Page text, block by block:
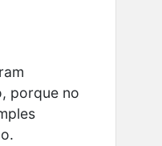
porque no